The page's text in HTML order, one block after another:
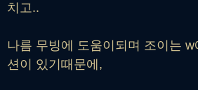
치고..
나름 무빙에 도움이되며 조이는
션이 있기때문에,